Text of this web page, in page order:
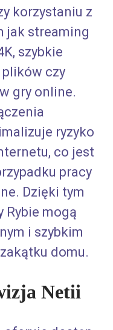
korzystaniu z
jak streaming
szybkie
czy
gry online.
ryzyko
co jest
pracy
Dzięki tym
Rybie mogą
i szybkim
domu.
Netii